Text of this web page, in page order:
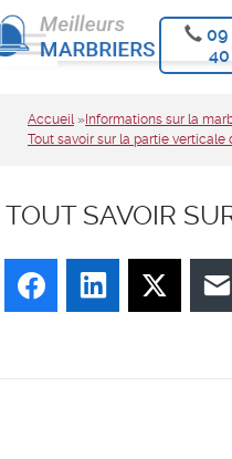
09
Accueil» Informations sur la
Tout savoir sur la partie
TOUT SAVOIR
FacebookLinkedIn Twitter